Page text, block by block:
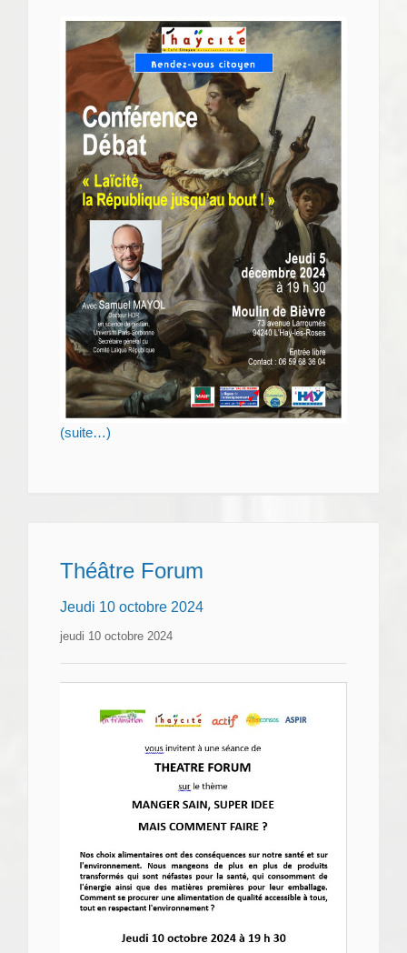
(suite…)
Théâtre Forum
Jeudi 10 octobre 2024
jeudi 10 octobre 2024